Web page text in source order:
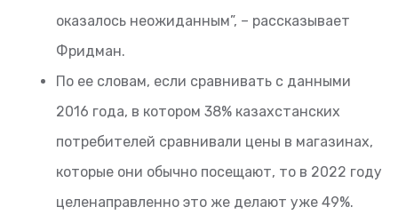
оказалось неожиданным”, – рассказывает
Фридман.
По ее словам, если сравнивать с данными
2016 года, в котором 38% казахстанских
потребителей сравнивали цены в магазинах,
которые они обычно посещают, то в 2022 году
целенаправленно это же делают уже 49%.